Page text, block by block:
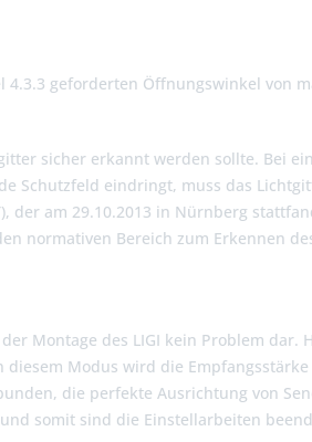
geforderten Öffnungswinkel von
sicher erkannt werden sollte. Bei
Schutzfeld eindringt, muss das
der am 29.10.2013 in Nürnberg
normativen Bereich zum Erkennen
Montage des LIGI kein Problem dar.
Modus wird die
die perfekte Ausrichtung von
somit sind die Einstellarbeiten